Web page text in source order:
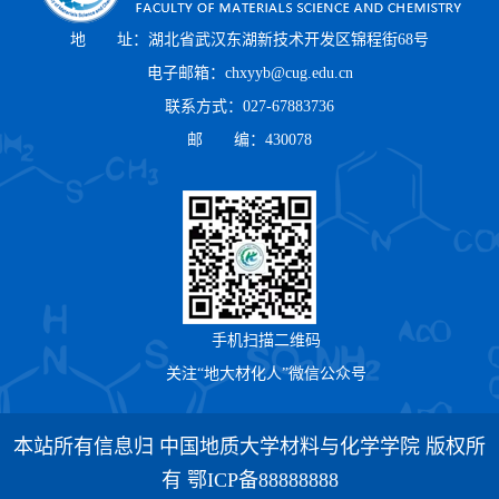
地 址：湖北省武汉东湖新技术开发区锦程街68号
电子邮箱：chxyyb@cug.edu.cn
联系方式：027-67883736
邮 编：430078
手机扫描二维码
关注“地大材化人”微信公众号
本站所有信息归 中国地质大学材料与化学学院 版权所
有 鄂ICP备88888888